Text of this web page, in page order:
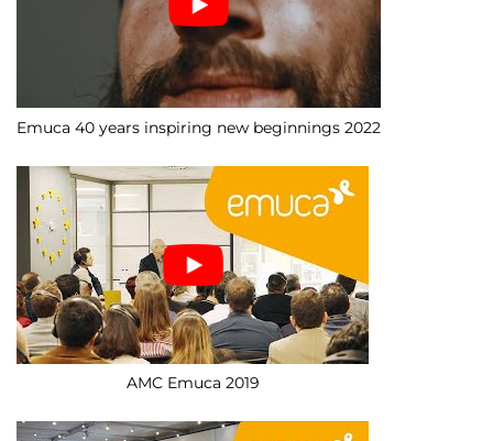
Emuca 40 years inspiring new beginnings 2022
AMC Emuca 2019